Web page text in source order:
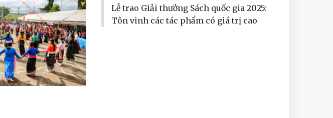
Lễ trao Giải thưởng Sách quốc gia 2025:
Tôn vinh các tác phẩm có giá trị cao